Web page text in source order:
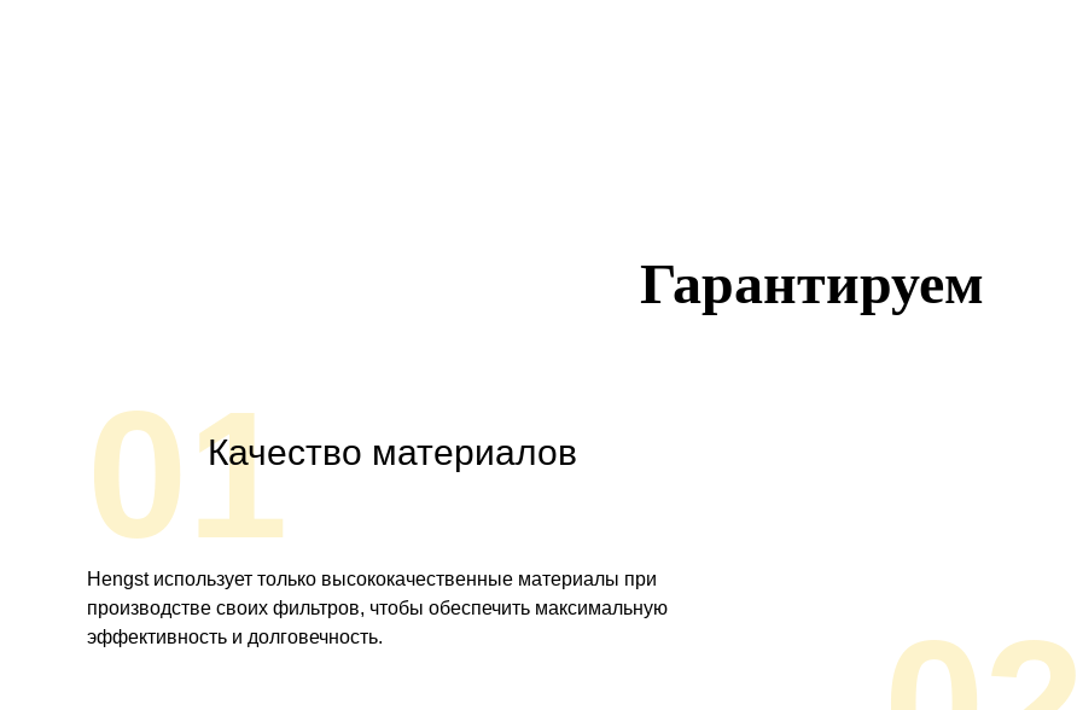
Гарантируем
01Качество материалов
Hengst использует только высококачественные материалы при
производстве своих фильтров, чтобы обеспечить максимальную
эффективность и долговечность.